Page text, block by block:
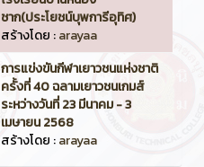
ชาก(ประโยชน์บุพการีอุทิศ)
สร้างโดย :arayaa
การแข่งขันกีฬาเยาวชนแห่งชาติ
ครั้งที่ 40 ฉลามเยาวชนเกมส์
ระหว่างวันที่ 23 มีนาคม - 3
เมษายน 2568
สร้างโดย :arayaa